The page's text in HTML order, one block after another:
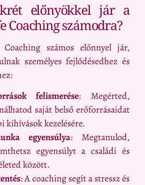
előnyökkel jár a
Coaching számodra?
számos előnnyel jár,
személyes fejlődésedhez és
felismerése: Megérted,
saját belső erőforrásaidat
kihívások kezelésére.
egyensúlya: Megtanulod,
egyensúlyt a családi és
között.
: A coaching segít a stressz és